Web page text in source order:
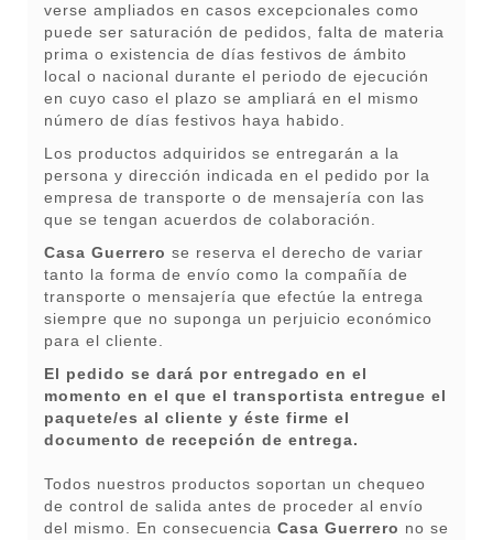
verse ampliados en casos excepcionales como
puede ser saturación de pedidos, falta de materia
prima o existencia de días festivos de ámbito
local o nacional durante el periodo de ejecución
en cuyo caso el plazo se ampliará en el mismo
número de días festivos haya habido.
Los productos adquiridos se entregarán a la
persona y dirección indicada en el pedido por la
empresa de transporte o de mensajería con las
que se tengan acuerdos de colaboración.
Casa Guerrero se reserva el derecho de variar
tanto la forma de envío como la compañía de
transporte o mensajería que efectúe la entrega
siempre que no suponga un perjuicio económico
para el cliente.
El pedido se dará por entregado en el
momento en el que el transportista entregue el
paquete/es al cliente y éste firme el
documento de recepción de entrega.
Todos nuestros productos soportan un chequeo
de control de salida antes de proceder al envío
del mismo. En consecuencia Casa Guerrero no se